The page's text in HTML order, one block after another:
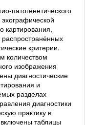
патогенетического
картирования,
критерии.
количеством
изображения
диагностические
и
разделах
диагностики
практику в
таблицы